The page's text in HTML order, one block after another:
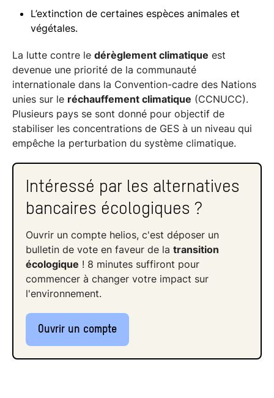
L’extinction de certaines espèces animales et
végétales.
La lutte contre le dérèglement climatique est
devenue une priorité de la communauté
internationale dans la Convention-cadre des Nations
unies sur le réchauffement climatique (CCNUCC).
Plusieurs pays se sont donné pour objectif de
stabiliser les concentrations de GES à un niveau qui
empêche la perturbation du système climatique.
Intéressé par les alternatives
bancaires écologiques ?
Ouvrir un compte helios, c'est déposer un
bulletin de vote en faveur de la transition
écologique ! 8 minutes suffiront pour
commencer à changer votre impact sur
l'environnement.
Ouvrir un compte